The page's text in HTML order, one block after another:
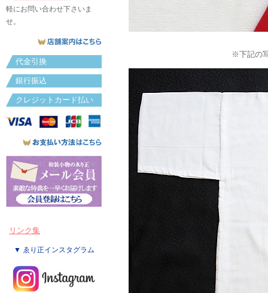
軽にお問い合わせ下さいま
せ。
代金引換
銀行振込
クレジットカード払い
リンク集
▼ ゑり正インスタグラム
※下記の